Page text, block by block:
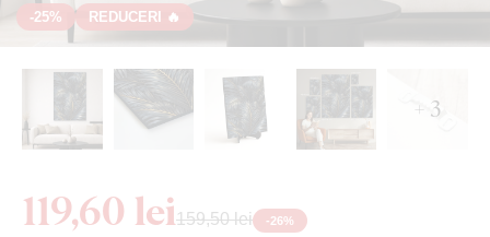
-25% REDUCERI 🔥
+ 3
119,60 lei159,50 lei -26%